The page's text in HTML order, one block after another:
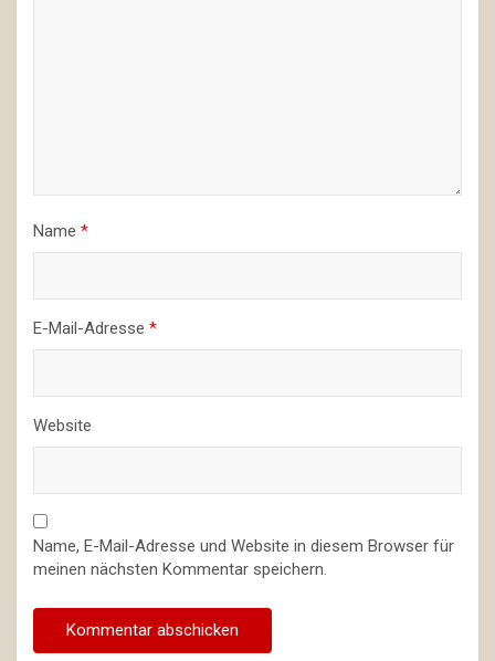
Name *
E-Mail-Adresse *
Website
Name, E-Mail-Adresse und Website in diesem Browser für
meinen nächsten Kommentar speichern.